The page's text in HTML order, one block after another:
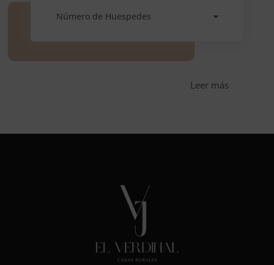
Número de Huespedes
Leer más